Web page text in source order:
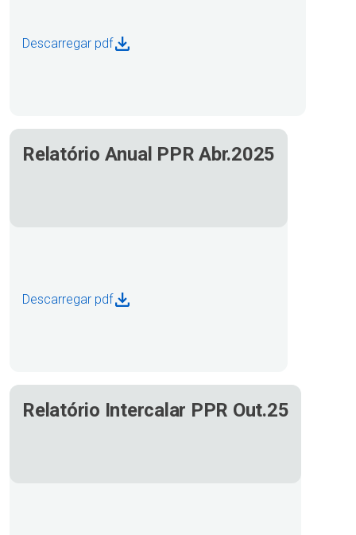
Descarregar pdf
Relatório Anual PPR Abr.2025
Descarregar pdf
Relatório Intercalar PPR Out.25